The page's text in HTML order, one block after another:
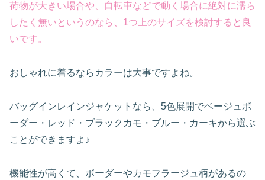
荷物が大きい場合や、自転車などで動く場合に絶対に濡ら
したく無いというのなら、1つ上のサイズを検討すると良
いです。
おしゃれに着るならカラーは大事ですよね。
バッグインレインジャケットなら、5色展開でベージュボ
ーダー・レッド・ブラックカモ・ブルー・カーキから選ぶ
ことができますよ♪
機能性が高くて、ボーダーやカモフラージュ柄があるの